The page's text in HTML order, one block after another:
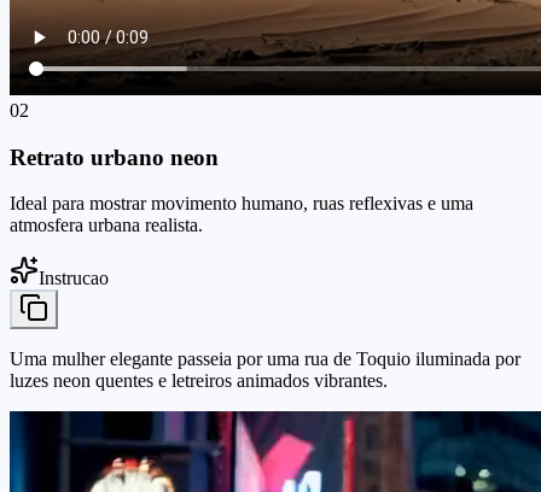
02
Retrato urbano neon
Ideal para mostrar movimento humano, ruas reflexivas e uma
atmosfera urbana realista.
Instrucao
Uma mulher elegante passeia por uma rua de Toquio iluminada por
luzes neon quentes e letreiros animados vibrantes.